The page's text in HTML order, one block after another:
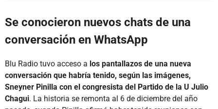
Se conocieron nuevos chats de una
conversación en WhatsApp
Blu Radio tuvo acceso a los pantallazos de una nueva
conversación que habría tenido, según las imágenes,
Sneyner Pinilla con el congresista del Partido de la U Julio
Chagui. La historia se remonta al 6 de diciembre del año